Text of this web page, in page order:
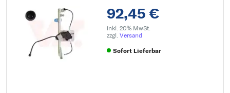
92,45 €
inkl. 20% MwSt.
zzgl. Versand
Sofort Lieferbar